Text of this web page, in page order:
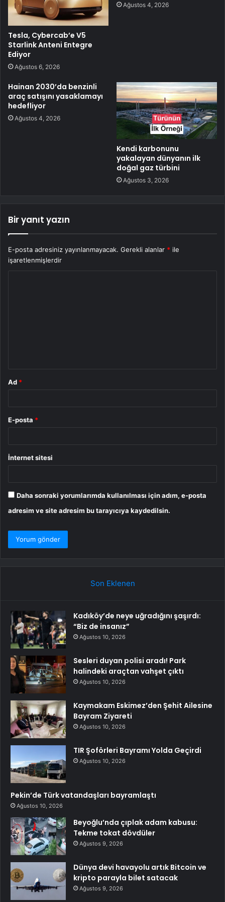
Tesla, Cybercab’e V5
Starlink Anteni Entegre
Ediyor
Ağustos 6, 2026
Ağustos 4, 2026
Hainan 2030’da benzinli
araç satışını yasaklamayı
hedefliyor
Ağustos 4, 2026
Kendi karbonunu
yakalayan dünyanın ilk
doğal gaz türbini
Ağustos 3, 2026
Bir yanıt yazın
E-posta adresiniz yayınlanmayacak. Gerekli alanlar * ile
işaretlenmişlerdir
Ad *
E-posta *
İnternet sitesi
Daha sonraki yorumlarımda kullanılması için adım, e-posta
adresim ve site adresim bu tarayıcıya kaydedilsin.
Son Eklenen
Kadıköy’de neye uğradığını şaşırdı:
“Biz de insanız”
Ağustos 10, 2026
Sesleri duyan polisi aradı! Park
halindeki araçtan vahşet çıktı
Ağustos 10, 2026
Kaymakam Eskimez’den Şehit Ailesine
Bayram Ziyareti
Ağustos 10, 2026
TIR Şoförleri Bayramı Yolda Geçirdi
Ağustos 10, 2026
Pekin’de Türk vatandaşları bayramlaştı
Ağustos 10, 2026
Beyoğlu’nda çıplak adam kabusu:
Tekme tokat dövdüler
Ağustos 9, 2026
Dünya devi havayolu artık Bitcoin ve
kripto parayla bilet satacak
Ağustos 9, 2026